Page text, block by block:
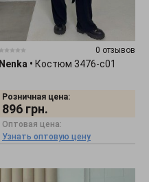
0 отзывов
Nenka • Костюм 3476-c01
Розничная цена:
896 грн.
Оптовая цена:
Узнать оптовую цену